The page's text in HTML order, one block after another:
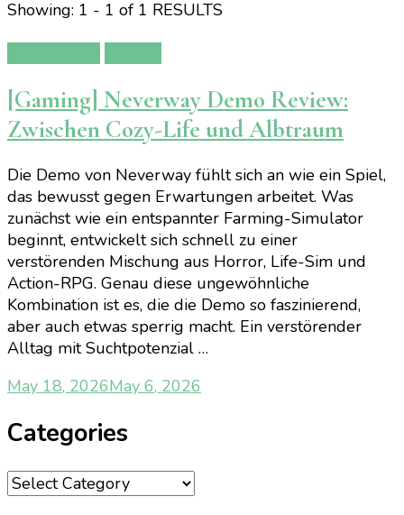
Showing: 1 - 1 of 1 RESULTS
[Gaming] Neverway Demo Review:
Zwischen Cozy-Life und Albtraum
Die Demo von Neverway fühlt sich an wie ein Spiel,
das bewusst gegen Erwartungen arbeitet. Was
zunächst wie ein entspannter Farming-Simulator
beginnt, entwickelt sich schnell zu einer
verstörenden Mischung aus Horror, Life-Sim und
Action-RPG. Genau diese ungewöhnliche
Kombination ist es, die die Demo so faszinierend,
aber auch etwas sperrig macht. Ein verstörender
Alltag mit Suchtpotenzial …
May 18, 2026May 6, 2026
Categories
Categories